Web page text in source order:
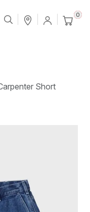
0
Short